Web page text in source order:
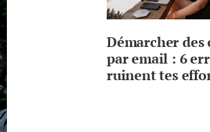
Démarcher
par email : 6
ruinent tes